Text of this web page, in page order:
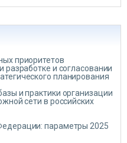
приоритетов
разработке и согласовании
планирования
и практики организации
сети в российских
параметры 2025